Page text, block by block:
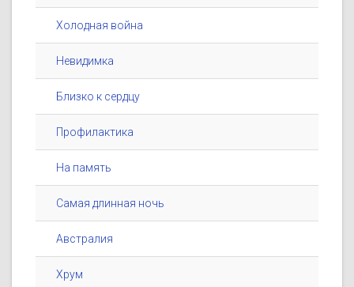
Холодная война
Невидимка
Близко к сердцу
Профилактика
На память
Самая длинная ночь
Австралия
Хрум